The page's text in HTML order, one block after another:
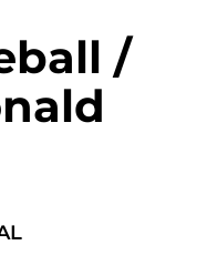
/